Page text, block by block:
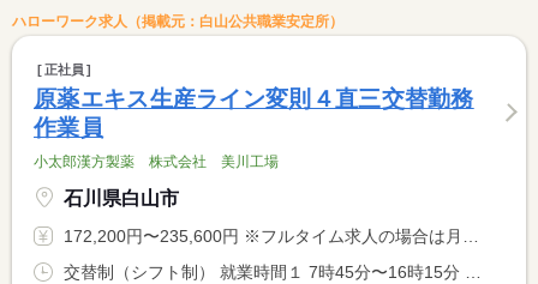
ハローワーク求人（掲載元：白山公共職業安定所）
正社員
原薬エキス生産ライン変則４直三交替勤務
作業員
小太郎漢方製薬 株式会社 美川工場
石川県白山市
172,200円〜235,600円 ※フルタイム求人の場合は月額（換算額）、パート求人の場合は時間額を表示しています。
交替制（シフト制） 就業時間１ 7時45分〜16時15分 就業時間２ 15時45分〜0時15分 就業時間３ 23時45分〜8時15分 就業時間に関する特記事項 試用期間中２カ月は日勤での研修となり８時１５分〜１６時４５分 <BR> です。